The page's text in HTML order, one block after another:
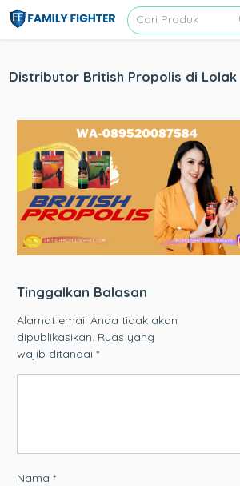
Distributor British Propolis di Lolak
Tinggalkan Balasan
Alamat email Anda tidak akan
dipublikasikan. Ruas yang
wajib ditandai*
Nama*